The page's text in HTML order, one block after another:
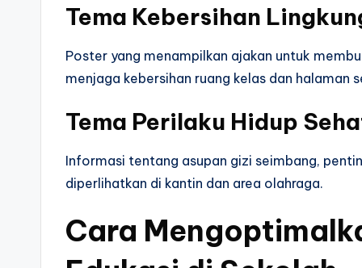
Tema Kebersihan
Poster yang menampilkan ajakan untuk
menjaga kebersihan ruang kelas dan
Tema Perilaku Hidup
Informasi tentang asupan gizi seimbang,
diperlihatkan di kantin dan area olahraga.
Cara